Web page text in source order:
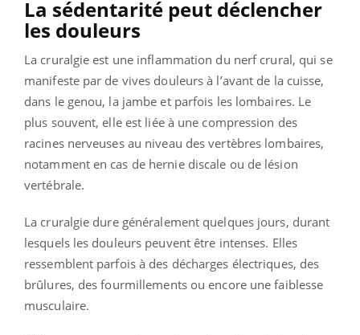
La sédentarité peut déclencher
les douleurs
La cruralgie est une inflammation du nerf crural, qui se
manifeste par de vives douleurs à l’avant de la cuisse,
dans le genou, la jambe et parfois les lombaires. Le
plus souvent, elle est liée à une compression des
racines nerveuses au niveau des vertèbres lombaires,
notamment en cas de hernie discale ou de lésion
vertébrale.
La cruralgie dure généralement quelques jours, durant
lesquels les douleurs peuvent être intenses. Elles
ressemblent parfois à des décharges électriques, des
brûlures, des fourmillements ou encore une faiblesse
musculaire.